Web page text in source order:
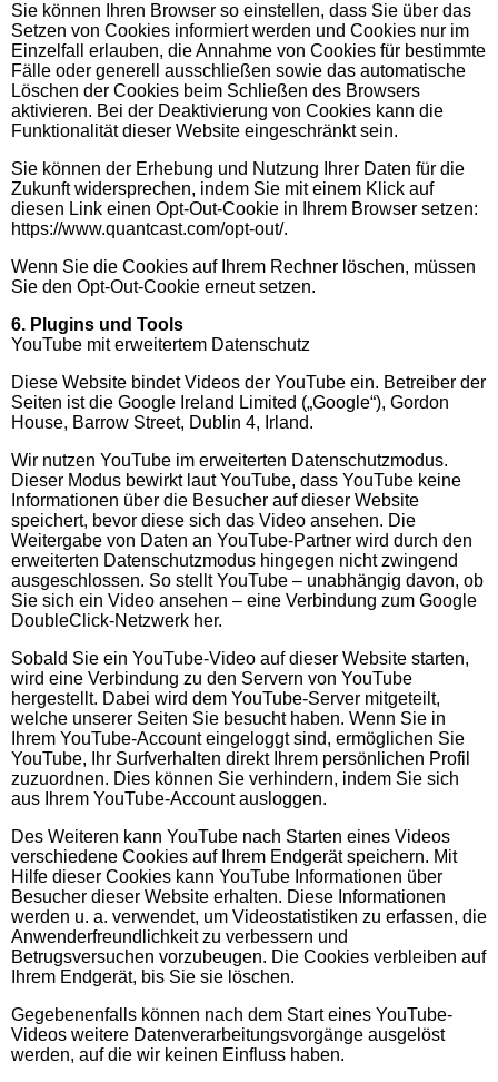
Sie können Ihren Browser so einstellen, dass Sie über das
Setzen von Cookies informiert werden und Cookies nur im
Einzelfall erlauben, die Annahme von Cookies für bestimmte
Fälle oder generell ausschließen sowie das automatische
Löschen der Cookies beim Schließen des Browsers
aktivieren. Bei der Deaktivierung von Cookies kann die
Funktionalität dieser Website eingeschränkt sein.
Sie können der Erhebung und Nutzung Ihrer Daten für die
Zukunft widersprechen, indem Sie mit einem Klick auf
diesen Link einen Opt-Out-Cookie in Ihrem Browser setzen:
https://www.quantcast.com/opt-out/.
Wenn Sie die Cookies auf Ihrem Rechner löschen, müssen
Sie den Opt-Out-Cookie erneut setzen.
6. Plugins und Tools
YouTube mit erweitertem Datenschutz
Diese Website bindet Videos der YouTube ein. Betreiber der
Seiten ist die Google Ireland Limited („Google“), Gordon
House, Barrow Street, Dublin 4, Irland.
Wir nutzen YouTube im erweiterten Datenschutzmodus.
Dieser Modus bewirkt laut YouTube, dass YouTube keine
Informationen über die Besucher auf dieser Website
speichert, bevor diese sich das Video ansehen. Die
Weitergabe von Daten an YouTube-Partner wird durch den
erweiterten Datenschutzmodus hingegen nicht zwingend
ausgeschlossen. So stellt YouTube – unabhängig davon, ob
Sie sich ein Video ansehen – eine Verbindung zum Google
DoubleClick-Netzwerk her.
Sobald Sie ein YouTube-Video auf dieser Website starten,
wird eine Verbindung zu den Servern von YouTube
hergestellt. Dabei wird dem YouTube-Server mitgeteilt,
welche unserer Seiten Sie besucht haben. Wenn Sie in
Ihrem YouTube-Account eingeloggt sind, ermöglichen Sie
YouTube, Ihr Surfverhalten direkt Ihrem persönlichen Profil
zuzuordnen. Dies können Sie verhindern, indem Sie sich
aus Ihrem YouTube-Account ausloggen.
Des Weiteren kann YouTube nach Starten eines Videos
verschiedene Cookies auf Ihrem Endgerät speichern. Mit
Hilfe dieser Cookies kann YouTube Informationen über
Besucher dieser Website erhalten. Diese Informationen
werden u. a. verwendet, um Videostatistiken zu erfassen, die
Anwenderfreundlichkeit zu verbessern und
Betrugsversuchen vorzubeugen. Die Cookies verbleiben auf
Ihrem Endgerät, bis Sie sie löschen.
Gegebenenfalls können nach dem Start eines YouTube-
Videos weitere Datenverarbeitungsvorgänge ausgelöst
werden, auf die wir keinen Einfluss haben.